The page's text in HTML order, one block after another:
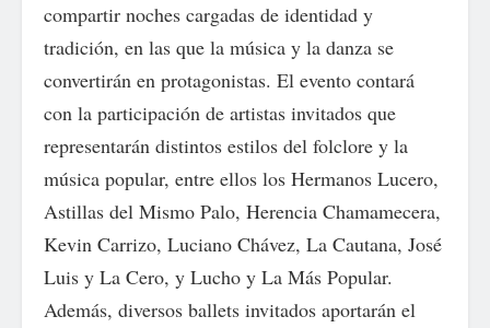
compartir noches cargadas de identidad y
tradición, en las que la música y la danza se
convertirán en protagonistas. El evento contará
con la participación de artistas invitados que
representarán distintos estilos del folclore y la
música popular, entre ellos los Hermanos Lucero,
Astillas del Mismo Palo, Herencia Chamamecera,
Kevin Carrizo, Luciano Chávez, La Cautana, José
Luis y La Cero, y Lucho y La Más Popular.
Además, diversos ballets invitados aportarán el